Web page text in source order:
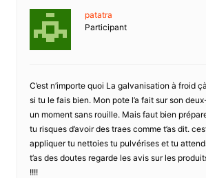
patatra
Participant
C’est n’importe quoi La galvanisation à froid
si tu le fais bien. Mon pote l’a fait sur son
un moment sans rouille. Mais faut bien
tu risques d’avoir des traes comme t’as dit.
appliquer tu nettoies tu pulvérises et tu
t’as des doutes regarde les avis sur les
!!!!